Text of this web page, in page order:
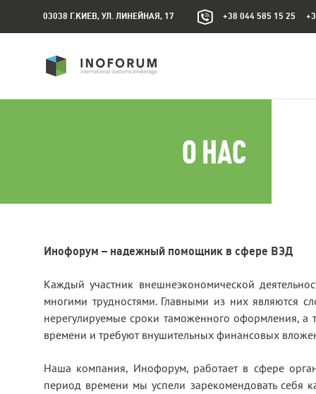
03038 Г.КИЕВ, УЛ. ЛИНЕЙНАЯ, 17 +38 044 585 15 25
О НАС
Инофорум – надежный помощник в сфере ВЭД
Каждый участник внешнеэкономической
многими трудностями. Главными из них являются
нерегулируемые сроки таможенного оформления, а
времени и требуют внушительных финансовых
Наша компания, Инофорум, работает в сфере
период времени мы успели зарекомендовать себя